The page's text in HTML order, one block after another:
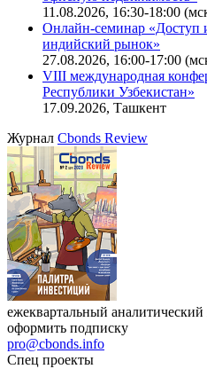
11.08.2026, 16:30-18:00
Онлайн-семинар «Доступ
индийский рынок»
27.08.2026, 16:00-17:00
VIII международная
Республики Узбекистан»
17.09.2026, Ташкент
Журнал Cbonds Review
ежеквартальный
оформить подписку
pro@cbonds.info
Спец проекты